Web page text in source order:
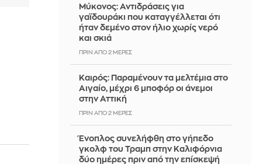
Μύκονος: Αντιδράσεις για
γαϊδουράκι που καταγγέλλεται ότι
ήταν δεμένο στον ήλιο χωρίς νερό
και σκιά
ΠΡΙΝ ΑΠΌ 2 ΜΈΡΕΣ
Καιρός: Παραμένουν τα μελτέμια στο
Αιγαίο, μέχρι 6 μποφόρ οι άνεμοι
στην Αττική
ΠΡΙΝ ΑΠΌ 2 ΜΈΡΕΣ
Ένοπλος συνελήφθη στο γήπεδο
γκολφ του Τραμπ στην Καλιφόρνια
δύο ημέρες πριν από την επίσκεψή